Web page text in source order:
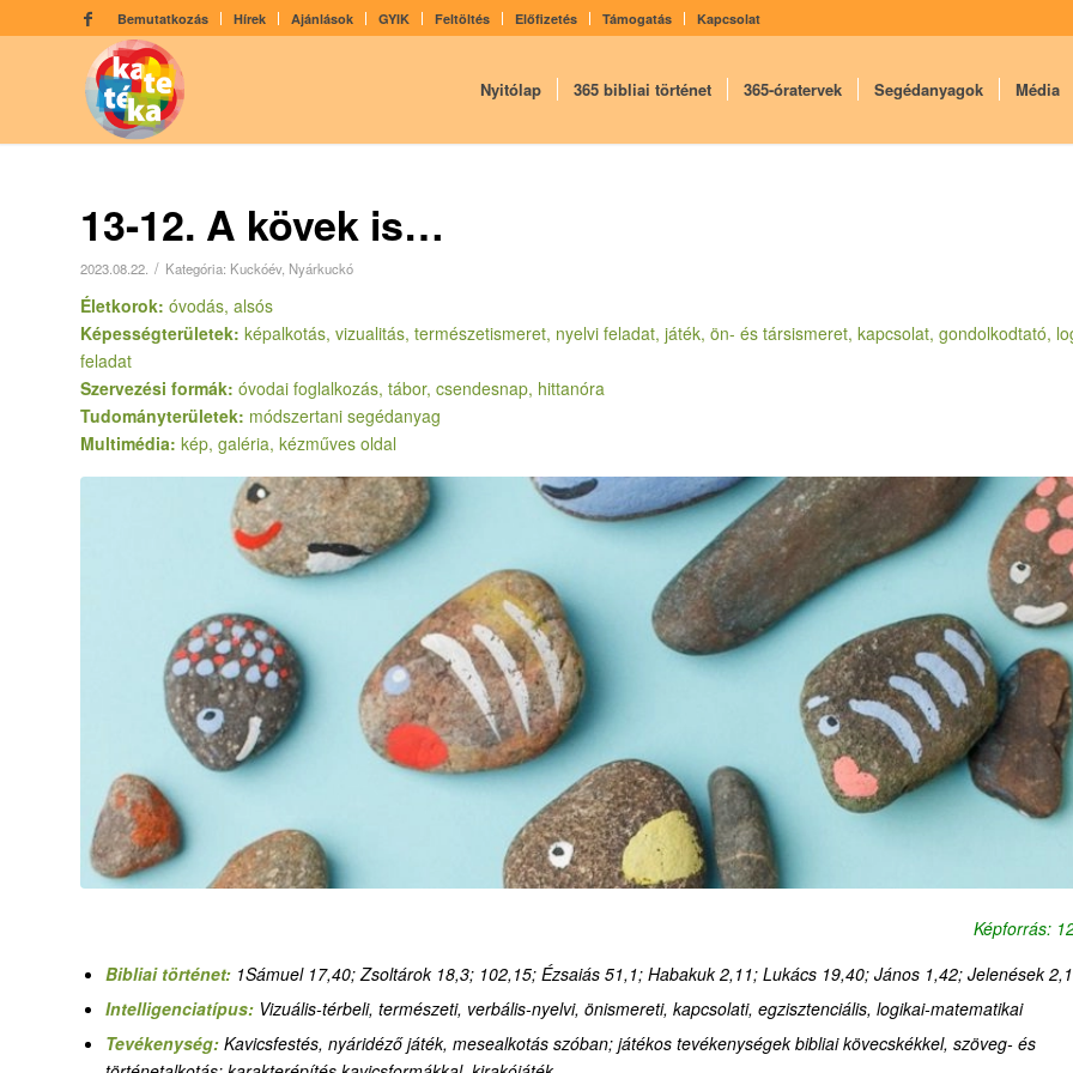
Bemutatkozás Hírek Ajánlások GYIK Feltöltés Előfizetés Támogatás Kapcsolat
Nyitólap 365 bibliai történet 365-óratervek Segédanyagok Média
13-12. A kövek is…
2023.08.22. / Kategória: Kuckóév, Nyárkuckó
Életkorok: óvodás, alsós
Képességterületek: képalkotás, vizualitás, természetismeret, nyelvi feladat, játék, ön- és társismeret, kapcsolat, gondolkodtató,
feladat
Szervezési formák: óvodai foglalkozás, tábor, csendesnap, hittanóra
Tudományterületek: módszertani segédanyag
Multimédia: kép, galéria, kézműves oldal
Képforrás:
Bibliai történet: 1Sámuel 17,40; Zsoltárok 18,3; 102,15; Ézsaiás 51,1; Habakuk 2,11; Lukács 19,40; János 1,42; Jelenések
Intelligenciatípus: Vizuális-térbeli, természeti, verbális-nyelvi, önismereti, kapcsolati, egzisztenciális, logikai-matematikai
Tevékenység: Kavicsfestés, nyáridéző játék, mesealkotás szóban; játékos tevékenységek bibliai kövecskékkel, szöveg- és